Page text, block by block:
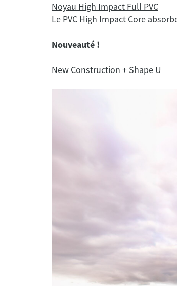
Noyau High Impact Full PVC
Le PVC High Impact Core
Nouveauté !
New Construction + Shape U